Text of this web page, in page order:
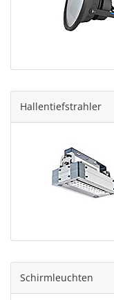
Hallentiefstrahler
Schirmleuchten